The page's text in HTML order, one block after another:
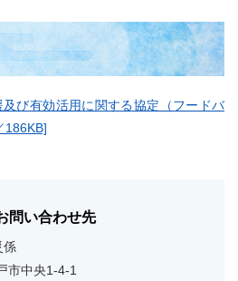
び有効活用に関する協定（フードバ
186KB]
問い合わせ先
係
市中央1-4-1